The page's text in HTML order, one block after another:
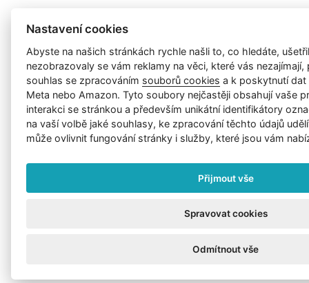
Nastavení cookies
Abyste na našich stránkách rychle našli to, co hledáte,
nezobrazovaly se vám reklamy na věci, které vás
souhlas se zpracováním souborů cookies a k poskytnutí
Meta nebo Amazon. Tyto soubory nejčastěji obsahují vaše
interakci se stránkou a především unikátní identifikátory
na vaší volbě jaké souhlasy, ke zpracování těchto údajů
může ovlivnit fungování stránky i služby, které jsou vám
Přijmout vše
Spravovat cookies
Odmítnout vše